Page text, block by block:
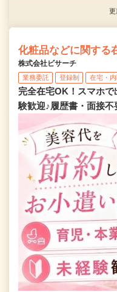
化粧品などに関する
株式会社ビサーチ
業務委託 登録制 在宅・内
完全在宅OK！スマホ
験歓迎♪履歴書・面接